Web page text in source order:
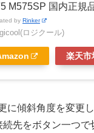
M575SP 国内正規
by Rinker
ロジクール)
楽天市
に傾斜角度を変更
先をボタン一つで